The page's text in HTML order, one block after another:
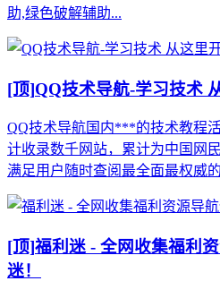
助,绿色破解辅助...
[顶]QQ技术导航-学习技术
QQ技术导航国内***的技术教程
计收录数千网站，累计为中国网
满足用户随时查阅最全面最权威
[顶]福利迷 - 全网收集福利
迷！